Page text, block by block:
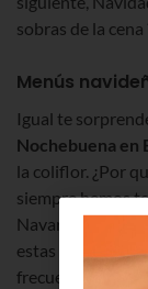
sobras de la
Menús
Igual te
Nochebuena en
la coliflor. ¿Por
siempre hemos
Navarra, en vez
estas
frecuentes los